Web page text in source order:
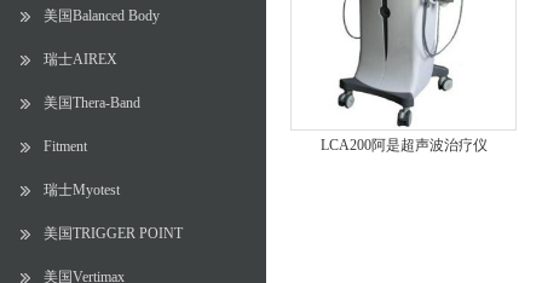
美国Balanced Body
瑞士AIREX
美国Thera-Band
Fitment
瑞士Myotest
美国TRIGGER POINT
美国Vertimax
LCA200阿是超声波治疗仪